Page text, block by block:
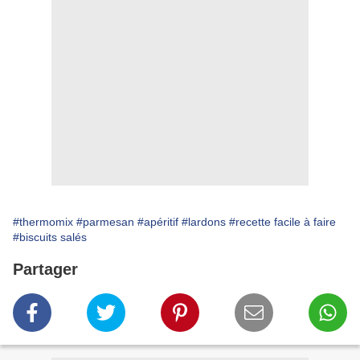
#thermomix #parmesan #apéritif #lardons #recette facile à faire
#biscuits salés
Partager